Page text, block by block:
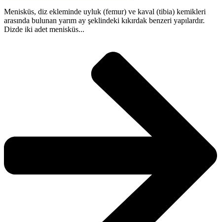
Menisküs, diz ekleminde uyluk (femur) ve kaval (tibia) kemikleri
arasında bulunan yarım ay şeklindeki kıkırdak benzeri yapılardır.
Dizde iki adet menisküs...